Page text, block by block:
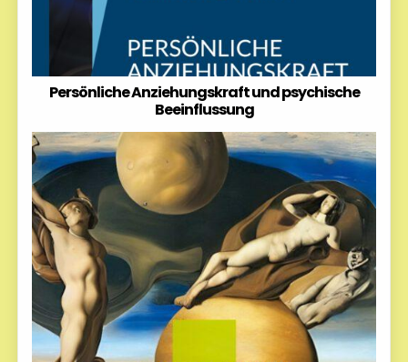
Persönliche Anziehungskraft und psychische
Beeinflussung